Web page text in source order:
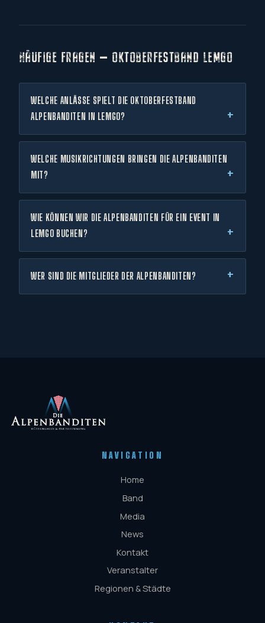
HÄUFIGE FRAGEN — OKTOBERFESTBAND LEMGO
WELCHE ANLÄSSE SPIELT DIE OKTOBERFESTBAND
ALPENBANDITEN IN LEMGO?
WELCHE MUSIKRICHTUNGEN BRINGEN DIE ALPENBANDITEN
MIT?
WIE KÖNNEN WIR DIE ALPENBANDITEN FÜR EIN EVENT IN
LEMGO BUCHEN?
WER SIND DIE MITGLIEDER DER ALPENBANDITEN?
NAVIGATION
Home
Band
Media
News
Kontakt
Veranstalter
Regionen & Städte